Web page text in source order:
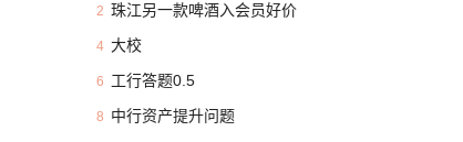
2 珠江另一款啤酒入会员好价
4 大校
6 工行答题0.5
8 中行资产提升问题